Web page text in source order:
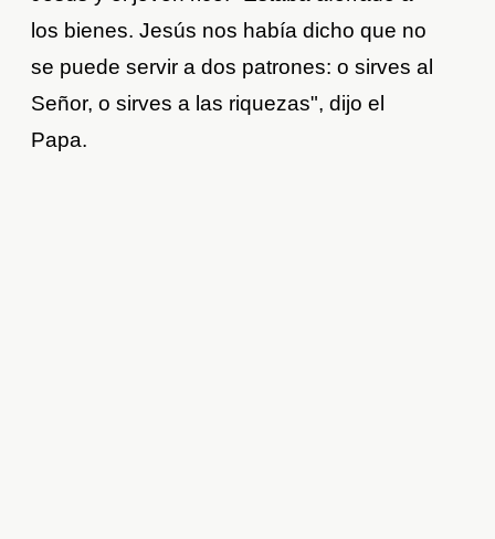
los bienes. Jesús nos había dicho que no
se puede servir a dos patrones: o sirves al
Señor, o sirves a las riquezas", dijo el
Papa.